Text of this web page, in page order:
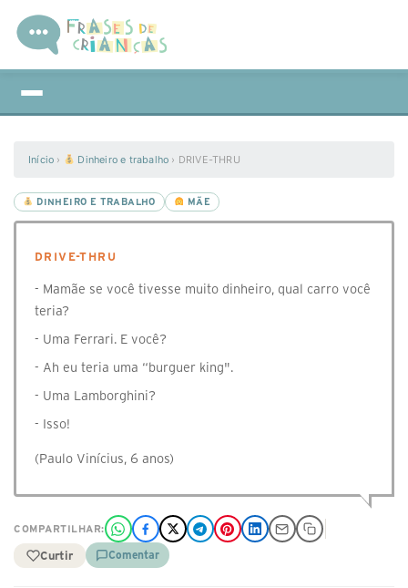
Início › Dinheiro e trabalho › DRIVE-THRU
DINHEIRO E TRABALHO MÃE
DRIVE-THRU
- Mamãe se você tivesse muito dinheiro, qual carro você
teria?
- Uma Ferrari. E você?
- Ah eu teria uma “burguer king".
- Uma Lamborghini?
- Isso!
(Paulo Vinícius, 6 anos)
COMPARTILHAR:
Curtir Comentar